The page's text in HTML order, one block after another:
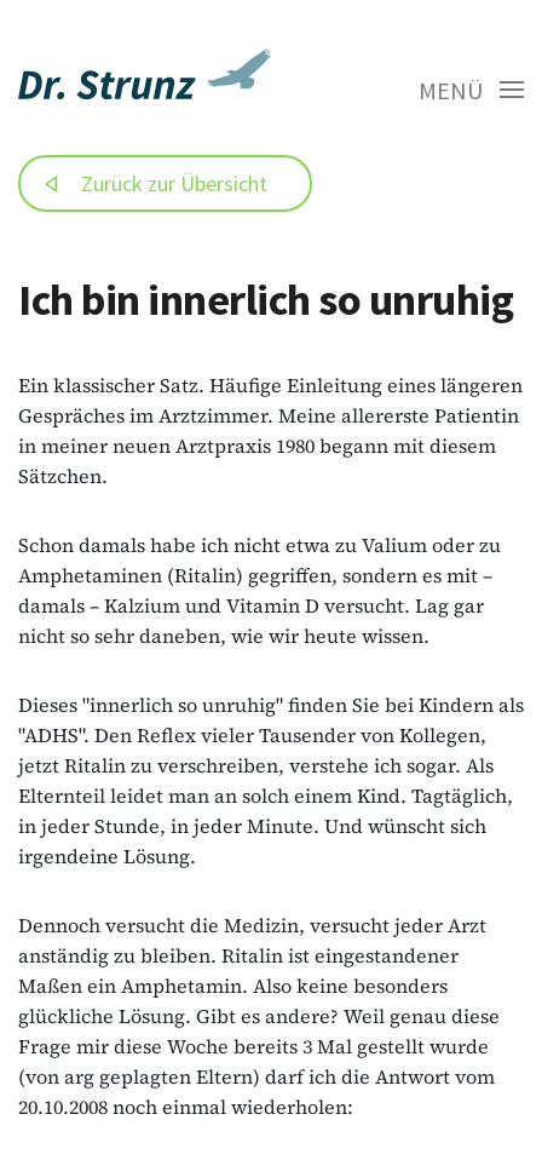
MENÜ
Zurück zur Übersicht
Ich bin innerlich so unruhig
Ein klassischer Satz. Häufige Einleitung eines längeren
Gespräches im Arztzimmer. Meine allererste Patientin
in meiner neuen Arztpraxis 1980 begann mit diesem
Sätzchen.
Schon damals habe ich nicht etwa zu Valium oder zu
Amphetaminen (Ritalin) gegriffen, sondern es mit –
damals – Kalzium und Vitamin D versucht. Lag gar
nicht so sehr daneben, wie wir heute wissen.
Dieses "innerlich so unruhig" finden Sie bei Kindern als
"ADHS". Den Reflex vieler Tausender von Kollegen,
jetzt Ritalin zu verschreiben, verstehe ich sogar. Als
Elternteil leidet man an solch einem Kind. Tagtäglich,
in jeder Stunde, in jeder Minute. Und wünscht sich
irgendeine Lösung.
Dennoch versucht die Medizin, versucht jeder Arzt
anständig zu bleiben. Ritalin ist eingestandener
Maßen ein Amphetamin. Also keine besonders
glückliche Lösung. Gibt es andere? Weil genau diese
Frage mir diese Woche bereits 3 Mal gestellt wurde
(von arg geplagten Eltern) darf ich die Antwort vom
20.10.2008 noch einmal wiederholen: